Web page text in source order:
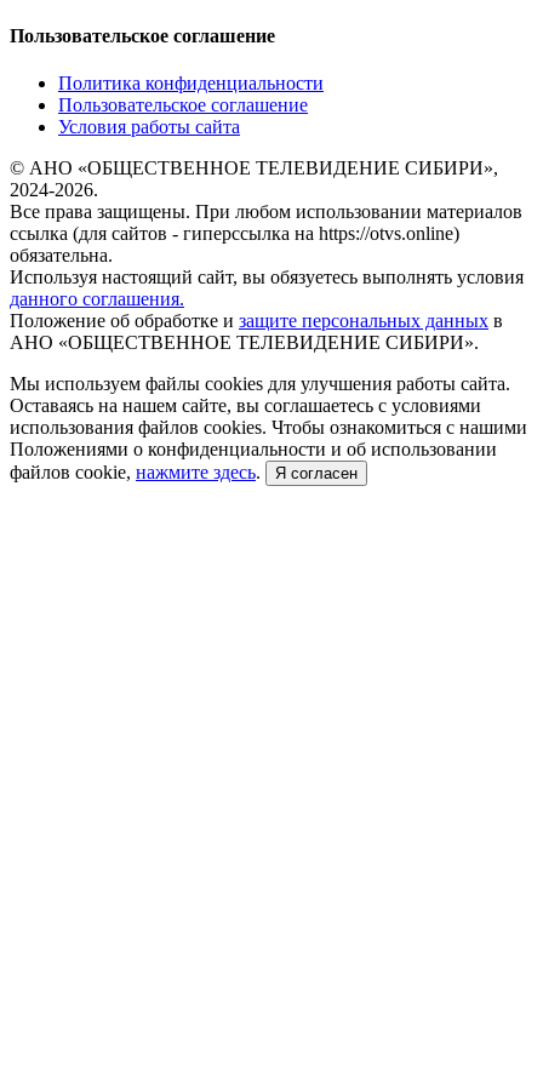
Пользовательское соглашение
Политика конфиденциальности
Пользовательское соглашение
Условия работы сайта
© АНО «ОБЩЕСТВЕННОЕ ТЕЛЕВИДЕНИЕ СИБИРИ»,
2024-2026.
Все права защищены. При любом использовании материалов
ссылка (для сайтов - гиперссылка на https://otvs.online)
обязательна.
Используя настоящий сайт, вы обязуетесь выполнять условия
данного соглашения.
Положение об обработке и защите персональных данных в
АНО «ОБЩЕСТВЕННОЕ ТЕЛЕВИДЕНИЕ СИБИРИ».
Мы используем файлы cookies для улучшения работы сайта.
Оставаясь на нашем сайте, вы соглашаетесь с условиями
использования файлов cookies. Чтобы ознакомиться с нашими
Положениями о конфиденциальности и об использовании
файлов cookie, нажмите здесь. Я согласен